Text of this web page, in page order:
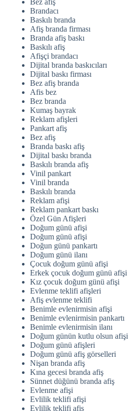
Bez afiş
Brandacı
Baskılı branda
Afiş branda firması
Branda afiş baskı
Baskılı afiş
Afişçi brandacı
Dijital branda baskıcıları
Dijital baskı firması
Bez afiş branda
Afis bez
Bez branda
Kumaş bayrak
Reklam afişleri
Pankart afiş
Bez afiş
Branda baskı afiş
Dijital baskı branda
Baskılı branda afiş
Vinil pankart
Vinil branda
Baskılı branda
Reklam afişi
Reklam pankart baskı
Özel Gün Afişleri
Doğum günü afişi
Doğum günü afişi
Doğun günü pankartı
Doğum günü ilanı
Çocuk doğum günü afişi
Erkek çocuk doğum günü afişi
Kız çocuk doğum günü afişi
Evlenme teklifi afişleri
Afiş evlenme teklifi
Benimle evlenirmisin afişi
Benimle evlenirmisin pankartı
Benimle evlenirmisin ilanı
Doğum günün kutlu olsun afişi
Doğum günü afişleri
Doğum günü afiş görselleri
Nişan branda afiş
Kına gecesi branda afiş
Sünnet düğünü branda afiş
Evlenme afişi
Evlilik teklifi afişi
Evlilik teklifi afiş